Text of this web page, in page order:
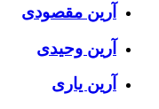
آرین مقصودی
آرین وحیدی
آرین یاری